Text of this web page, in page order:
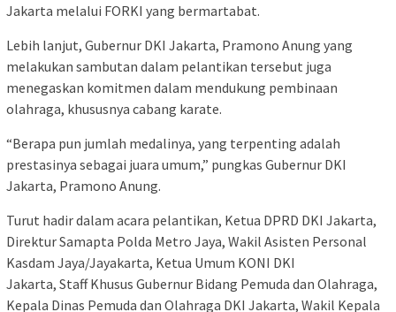
Jakarta melalui FORKI yang bermartabat.
Lebih lanjut, Gubernur DKI Jakarta, Pramono Anung yang
melakukan sambutan dalam pelantikan tersebut juga
menegaskan komitmen dalam mendukung pembinaan
olahraga, khususnya cabang karate.
“Berapa pun jumlah medalinya, yang terpenting adalah
prestasinya sebagai juara umum,” pungkas Gubernur DKI
Jakarta, Pramono Anung.
Turut hadir dalam acara pelantikan, Ketua DPRD DKI Jakarta,
Direktur Samapta Polda Metro Jaya, Wakil Asisten Personal
Kasdam Jaya/Jayakarta, Ketua Umum KONI DKI
Jakarta, Staff Khusus Gubernur Bidang Pemuda dan Olahraga,
Kepala Dinas Pemuda dan Olahraga DKI Jakarta, Wakil Kepala